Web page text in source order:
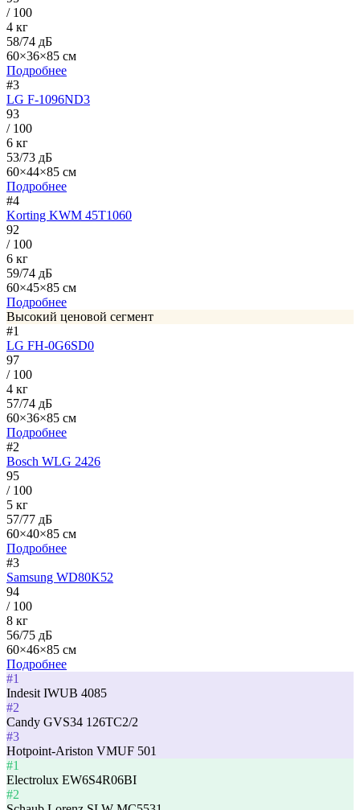
/ 100
4 кг
58/74 дБ
60×36×85 см
Подробнее
#3
LG F-1096ND3
93
/ 100
6 кг
53/73 дБ
60×44×85 см
Подробнее
#4
Korting KWM 45T1060
92
/ 100
6 кг
59/74 дБ
60×45×85 см
Подробнее
Высокий ценовой сегмент
#1
LG FH-0G6SD0
97
/ 100
4 кг
57/74 дБ
60×36×85 см
Подробнее
#2
Bosch WLG 2426
95
/ 100
5 кг
57/77 дБ
60×40×85 см
Подробнее
#3
Samsung WD80K52
94
/ 100
8 кг
56/75 дБ
60×46×85 см
Подробнее
#1
Indesit IWUB 4085
#2
Candy GVS34 126TC2/2
#3
Hotpoint-Ariston VMUF 501
#1
Electrolux EW6S4R06BI
#2